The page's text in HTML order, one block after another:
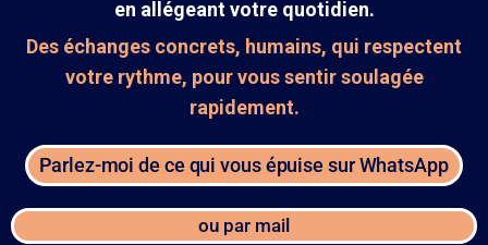
en allégeant votre quotidien.
Des échanges concrets, humains, qui respectent
votre rythme, pour vous sentir soulagée
rapidement.
Parlez-moi de ce qui vous épuise sur WhatsApp
ou par mail